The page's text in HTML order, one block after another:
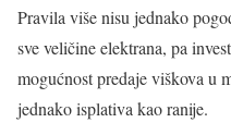
Pravila više nisu jednako
sve veličine elektrana, pa
mogućnost predaje viškova u
jednako isplativa kao ranije.